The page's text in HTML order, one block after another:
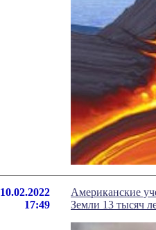
10.02.2022
17:49
Американские
Земли 13 тысяч